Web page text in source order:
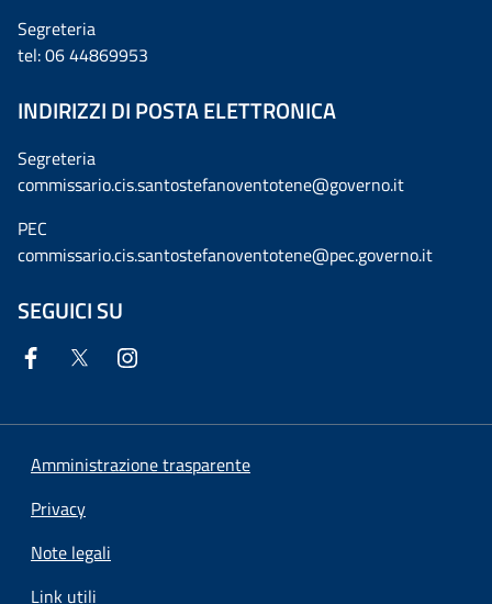
Segreteria
tel: 06 44869953
INDIRIZZI DI POSTA ELETTRONICA
Segreteria
commissario.cis.santostefanoventotene@governo.it
PEC
commissario.cis.santostefanoventotene@pec.governo.it
SEGUICI SU
Amministrazione trasparente
Privacy
Note legali
Link utili